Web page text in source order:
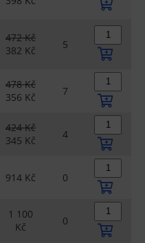
472 Kč
382 Kč
5
478 Kč
356 Kč
7
424 Kč
345 Kč
4
914 Kč 0
1 100
Kč
0